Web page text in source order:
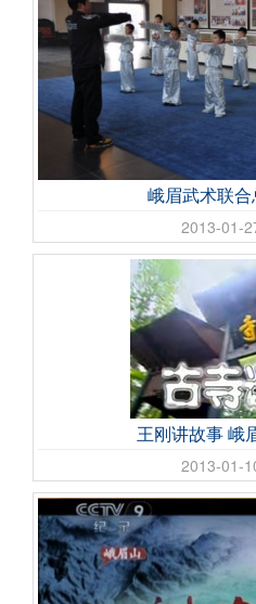
峨眉武术联
2013-01-
王刚讲故事 峨
2013-01-